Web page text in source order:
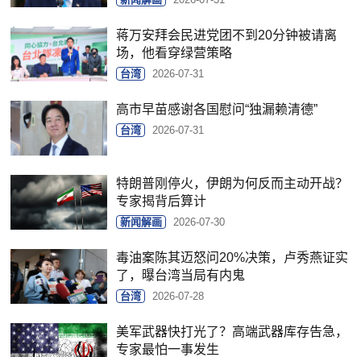
蒋万安拜会民进党团不到20分钟被请离
场，他看穿绿营策略
台湾 2026-07-31
高市早苗感谢各国慰问“独漏赖清德”
台湾 2026-07-31
特朗普刚停火，伊朗为何反而主动开战？
专家揭背后算计
新闻解画 2026-07-30
毒油案陈其迈怒问20%决策，卢秀燕证实
了，曝台湾当局有内鬼
台湾 2026-07-28
美军武器快打光了？高端武器库存告急，
专家最怕一事发生